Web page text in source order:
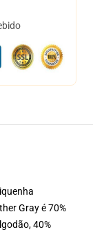
Gray é 70%
40%